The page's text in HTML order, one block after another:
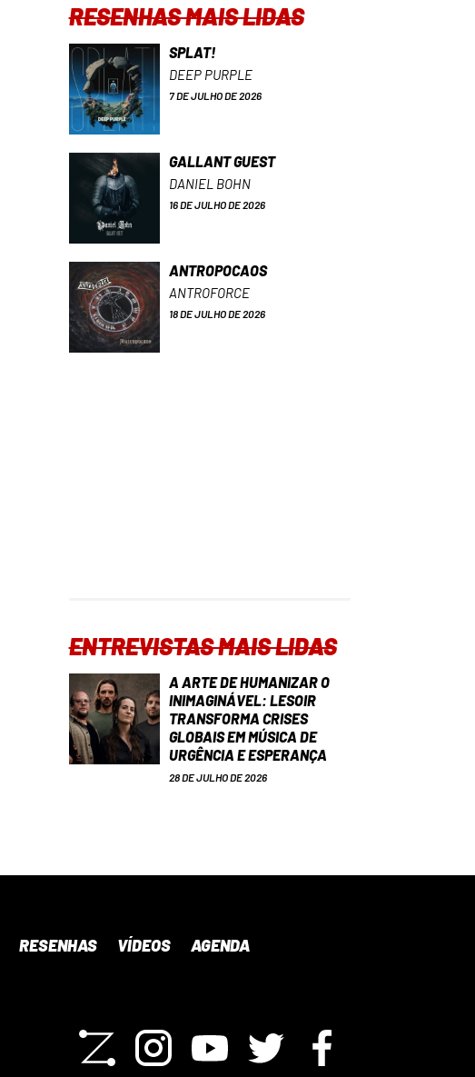
RESENHAS MAIS LIDAS
SPLAT!
DEEP PURPLE
7 DE JULHO DE 2026
GALLANT GUEST
DANIEL BOHN
16 DE JULHO DE 2026
ANTROPOCAOS
ANTROFORCE
18 DE JULHO DE 2026
ENTREVISTAS MAIS LIDAS
A ARTE DE HUMANIZAR O
INIMAGINÁVEL: LESOIR
TRANSFORMA CRISES
GLOBAIS EM MÚSICA DE
URGÊNCIA E ESPERANÇA
28 DE JULHO DE 2026
RESENHAS VÍDEOS AGENDA